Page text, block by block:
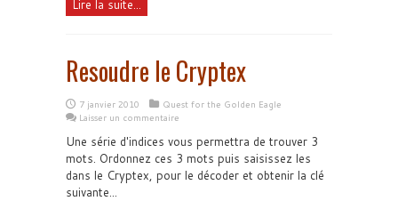
Lire la suite...
Resoudre le Cryptex
7 janvier 2010
Quest for the Golden Eagle
Laisser un commentaire
Une série d'indices vous permettra de trouver 3
mots. Ordonnez ces 3 mots puis saisissez les
dans le Cryptex, pour le décoder et obtenir la clé
suivante...